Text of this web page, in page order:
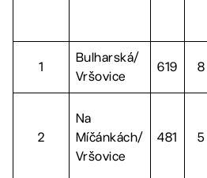
1
Bulharská/
Vršovice
619 8
2
Na
Míčánkách/
Vršovice
481 5